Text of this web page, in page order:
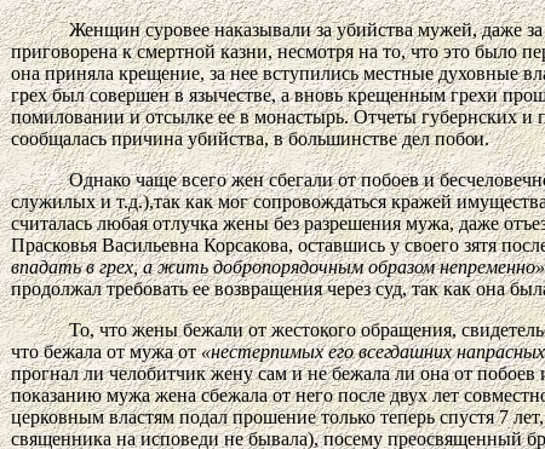
Женщин суровее наказывали за убийства мужей, даже
приговорена к смертной казни, несмотря на то, что это было
она приняла крещение, за нее вступились местные духовные
грех был совершен в язычестве, а вновь крещенным грехи
помиловании и отсылке ее в монастырь. Отчеты губернских и
сообщалась причина убийства, в большинстве делпобои.
Однако чаще всего жен сбегали от побоев и
служилых и т.д.),так как мог сопровождаться кражей
считалась любая отлучка жены без разрешения мужа, даже
Прасковья Васильевна Корсакова, оставшись у своего зятя
впадать в грех, а жить добропорядочным образом непременно»
продолжал требовать ее возвращения через суд, так как она
То, что жены бежали от жестокого обращения,
что бежала от мужа от«нестерпимых еговсегдашних
прогнал ли челобитчик жену сам и не бежала ли она от
показанию мужа жена сбежала от него после двух лет
церковным властям подал прошение только теперь спустя 7
священника на исповеди не бывала), посему преосвященный